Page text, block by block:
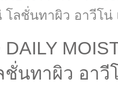
โลชั่นทาผิว อาวีโน่
DAILY
ชั่นทาผิว อาวี